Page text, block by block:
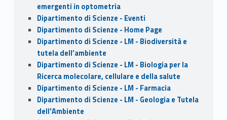
emergenti in optometria
Dipartimento di Scienze - Eventi
Dipartimento di Scienze - Home Page
Dipartimento di Scienze - LM - Biodiversità e
tutela dell’ambiente
Dipartimento di Scienze - LM - Biologia per la
Ricerca molecolare, cellulare e della salute
Dipartimento di Scienze - LM - Farmacia
Dipartimento di Scienze - LM - Geologia e Tutela
dell'Ambiente